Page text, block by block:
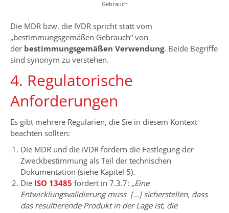
Gebrauch
Die MDR bzw. die IVDR spricht statt vom
„bestimmungsgemäßen Gebrauch“ von
der bestimmungsgemäßen Verwendung. Beide Begriffe
sind synonym zu verstehen.
4. Regulatorische
Anforderungen
Es gibt mehrere Regularien, die Sie in diesem Kontext
beachten sollten:
Die MDR und die IVDR fordern die Festlegung der
Zweckbestimmung als Teil der technischen
Dokumentation (siehe Kapitel 5).
Die ISO 13485 fordert in 7.3.7: „Eine
Entwicklungsvalidierung muss […] sicherstellen, dass
das resultierende Produkt in der Lage ist, die